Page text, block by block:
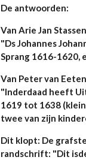
De antwoorden:
Van Arie Jan
"Ds Johannes
Sprang 1616-1620,
Van Peter van
"Inderdaad heeft
1619 tot 1638
twee van zijn
Dit klopt: De
randschrift: "Dit